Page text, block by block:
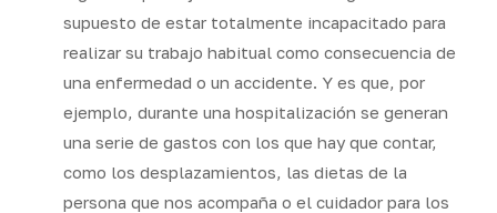
supuesto de estar totalmente incapacitado para
realizar su trabajo habitual como consecuencia de
una enfermedad o un accidente. Y es que, por
ejemplo, durante una hospitalización se generan
una serie de gastos con los que hay que contar,
como los desplazamientos, las dietas de la
persona que nos acompaña o el cuidador para los